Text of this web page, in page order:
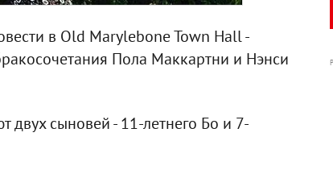
в Old Marylebone Town Hall -
Пола Маккартни и Нэнси
сыновей - 11-летнего Бо и 7-